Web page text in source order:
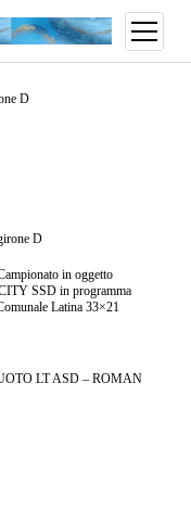
D
D
in oggetto
SSD in programma
Latina 33×21
LT ASD – ROMAN